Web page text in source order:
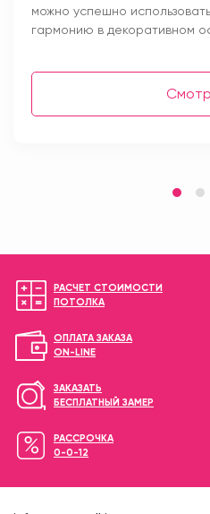
можно успешно
гармонию в декоративном
РАСЧЕТ СТОИМОСТИ
ПОТОЛКА
ОПЛАТА ЗАКАЗА
ON-LINE
ЗАКАЗАТЬ
БЕСПЛАТНЫЙ ЗАМЕР
РАССРОЧКА
0-0-12